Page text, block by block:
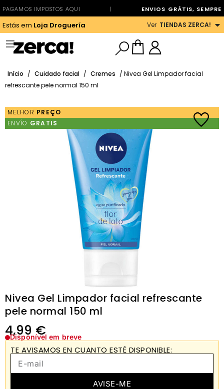
PAGAMOS IMPOSTOS AQUI | ENVIOS GRÁTIS, SEMPRE
Estás em Loja Droguería Ver TIENDAS ZERCA!
Início / Cuidado facial / Cremes / Nivea Gel Limpador facial
refrescante pele normal 150 ml
MELHOR PREÇO
ENVÍO GRATIS
Nivea Gel Limpador facial refrescante
pele normal 150 ml
4,99 €
Disponível em breve
TE AVISAMOS EN CUANTO ESTÉ DISPONIBLE:
AVISE-ME